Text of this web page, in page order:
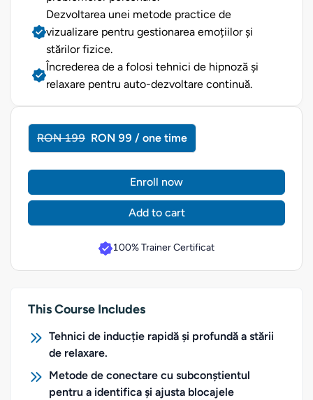
Dezvoltarea unei metode practice de
vizualizare pentru gestionarea emoțiilor și
stărilor fizice.
Încrederea de a folosi tehnici de hipnoză și
relaxare pentru auto-dezvoltare continuă.
RON 199 RON 99 / one time
Enroll now
Add to cart
100% Trainer Certificat
This Course Includes
Tehnici de inducție rapidă și profundă a stării
de relaxare.
Metode de conectare cu subconștientul
pentru a identifica și ajusta blocajele